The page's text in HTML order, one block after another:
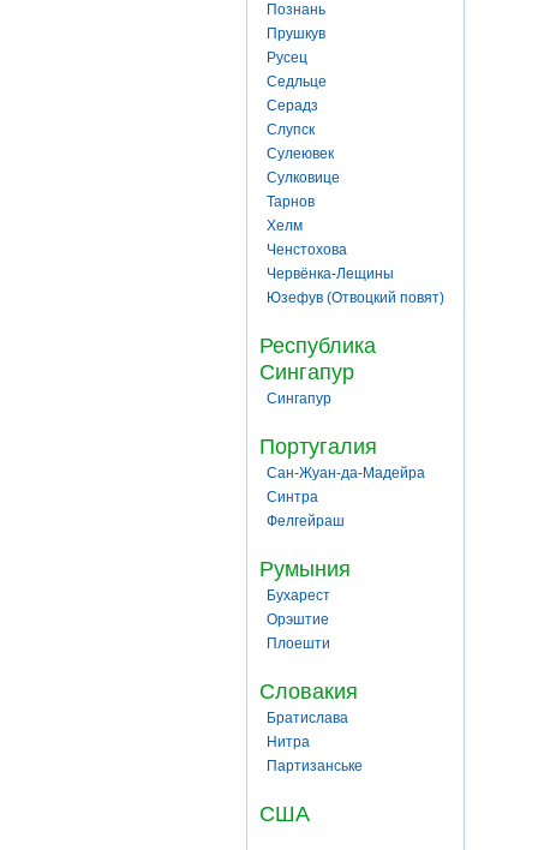
Познань
Прушкув
Русец
Седльце
Серадз
Слупск
Сулеювек
Сулковице
Тарнов
Хелм
Ченстохова
Червёнка-Лещины
Юзефув (Отвоцкий повят)
Республика
Сингапур
Сингапур
Португалия
Сан-Жуан-да-Мадейра
Синтра
Фелгейраш
Румыния
Бухарест
Орэштие
Плоешти
Словакия
Братислава
Нитра
Партизанське
США